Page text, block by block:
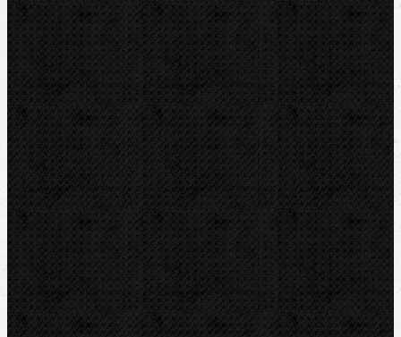
Hydraulické
Elektro-hydraulické
Strojní
Dělení trubek
Příslušenství